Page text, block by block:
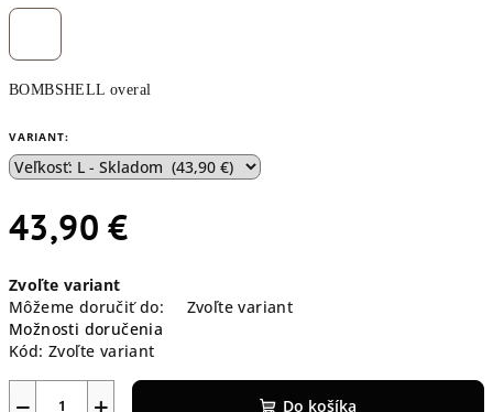
BOMBSHELL overal
VARIANT:
43,90 €
cena:
Zvoľte variant
Môžeme doručiť do:
Zvoľte variant
Možnosti doručenia
Kód: Zvoľte variant
Do košíka